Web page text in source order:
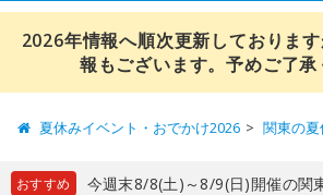
2026年情報へ順次更新しておりま
報もございます。予めご了承
夏休みイベント・おでかけ2026 関東の
おすすめ
今週末8/8(土)～8/9(日)開催の関